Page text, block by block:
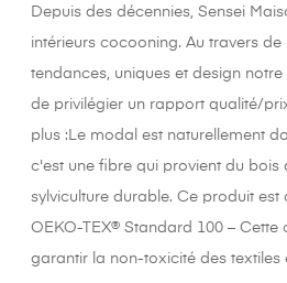
Depuis des décennies, Sensei
intérieurs cocooning. Au travers
tendances, uniques et design
de privilégier un rapport qualité/
plus :Le modal est naturellement
c'est une fibre qui provient du bois
sylviculture durable. Ce produit est
OEKO-TEX® Standard 100 – Cette
garantir la non-toxicité des textiles